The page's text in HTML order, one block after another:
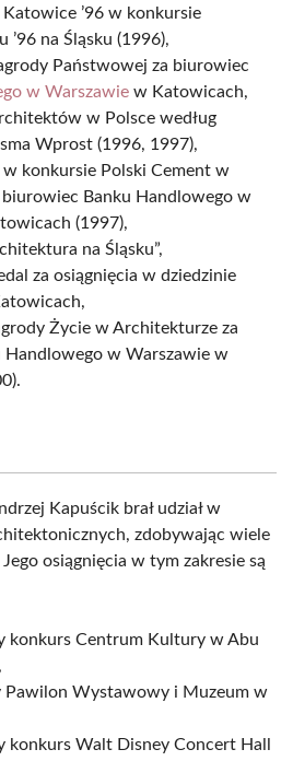
Katowice ’96 w konkursie
na Śląsku (1996),
Państwowej za biurowiec
w Warszawie w Katowicach,
w Polsce według
Wprost (1996, 1997),
w konkursie Polski Cement w
Banku Handlowego w
(1997),
na Śląsku”,
za osiągnięcia w dziedzinie
Życie w Architekturze za
Handlowego w Warszawie w
Kapuścik brał udział w
zdobywając wiele
osiągnięcia w tym zakresie są
konkurs Centrum Kultury w Abu
Pawilon Wystawowy i Muzeum w
konkurs Walt Disney Concert Hall